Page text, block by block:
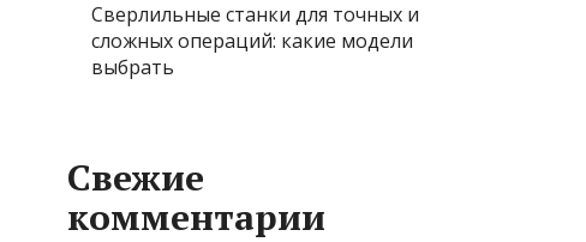
Сверлильные станки для точных и
сложных операций: какие модели
выбрать
Свежие
комментарии